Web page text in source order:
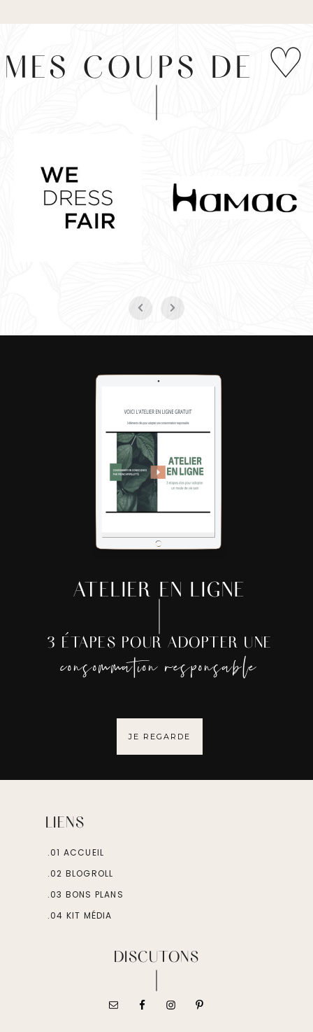
MES COUPS DE ♡
ATELIER EN LIGNE
3 ÉTAPES POUR ADOPTER UNE
consommation responsable
JE REGARDE
LIENS
.01 ACCUEIL
.02 BLOGROLL
.03 BONS PLANS
.04 KIT MÉDIA
DISCUTONS